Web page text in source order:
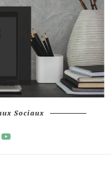
Sociaux